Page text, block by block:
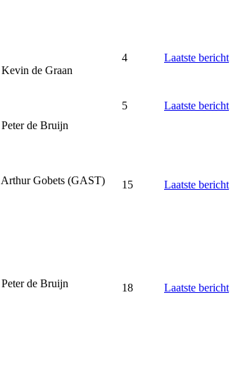
Kevin de Graan
4 Laatste bericht
Peter de Bruijn
5 Laatste bericht
Arthur Gobets (GAST)
15 Laatste bericht
Peter de Bruijn
18 Laatste bericht